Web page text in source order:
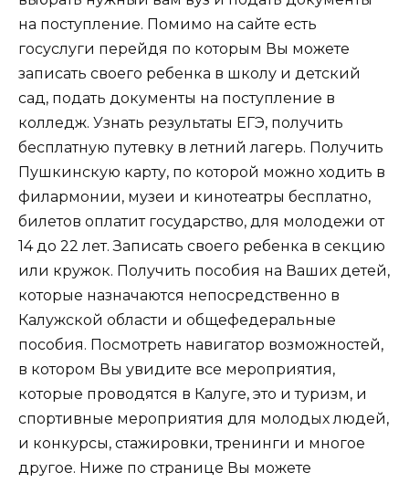
на поступление. Помимо на сайте есть
госуслуги перейдя по которым Вы можете
записать своего ребенка в школу и детский
сад, подать документы на поступление в
колледж. Узнать результаты ЕГЭ, получить
бесплатную путевку в летний лагерь. Получить
Пушкинскую карту, по которой можно ходить в
филармонии, музеи и кинотеатры бесплатно,
билетов оплатит государство, для молодежи от
14 до 22 лет. Записать своего ребенка в секцию
или кружок. Получить пособия на Ваших детей,
которые назначаются непосредственно в
Калужской области и общефедеральные
пособия. Посмотреть навигатор возможностей,
в котором Вы увидите все мероприятия,
которые проводятся в Калуге, это и туризм, и
спортивные мероприятия для молодых людей,
и конкурсы, стажировки, тренинги и многое
другое. Ниже по странице Вы можете